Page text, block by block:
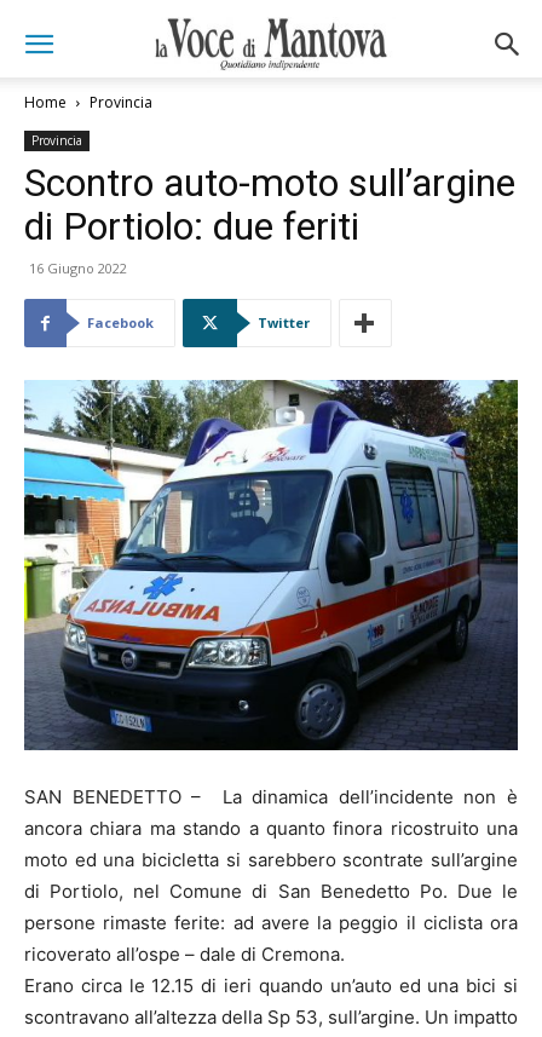
Home Provincia
Provincia
Scontro auto-moto sull’argine
di Portiolo: due feriti
16 Giugno 2022
Facebook Twitter
SAN BENEDETTO – La dinamica dell’incidente non è
ancora chiara ma stando a quanto finora ricostruito una
moto ed una bicicletta si sarebbero scontrate sull’argine
di Portiolo, nel Comune di San Benedetto Po. Due le
persone rimaste ferite: ad avere la peggio il ciclista ora
ricoverato all’ospe – dale di Cremona.
Erano circa le 12.15 di ieri quando un’auto ed una bici si
scontravano all’altezza della Sp 53, sull’argine. Un impatto